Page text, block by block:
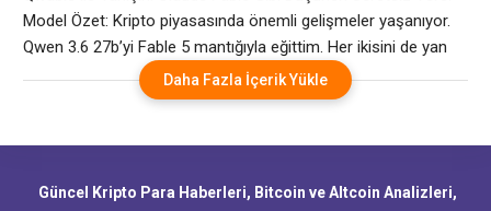
Model Özet: Kripto piyasasında önemli gelişmeler yaşanıyor.
Qwen 3.6 27b’yi Fable 5 mantığıyla eğittim. Her ikisini de yan
yana karşılaştıracağım. pic.twitter.com/hQCiUlT1sr – Mia
(@MiaAI_lab) 15 Haziran 2026 Analiz: Piyasa hareketliliği
Daha Fazla İçerik Yükle
Güncel Kripto Para Haberleri, Bitcoin ve Altcoin Analizleri,